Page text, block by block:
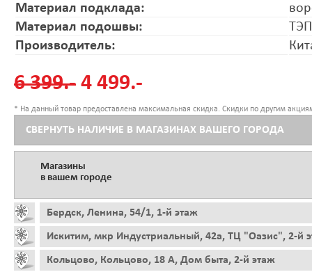
Материал подклада:
Материал подошвы:
ТЭП
Производитель:
6 399.- 4 499.-
* На данный товар предоставлена максимальная скидка. Скидки по другим
СВЕРНУТЬ НАЛИЧИЕ В МАГАЗИНАХ ВАШЕГО ГОРОДА
Магазины
в вашем городе
Бердск, Ленина, 54/1, 1-й этаж
Искитим, мкр Индустриальный, 42а, ТЦ "Оазис", 2-й
Кольцово, Кольцово, 18 А, Дом быта, 2-й этаж